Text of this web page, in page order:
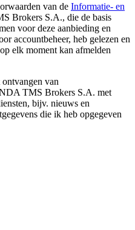
van de Informatie- en
Brokers S.A., die de basis
voor deze aanbieding en
accountbeheer, heb gelezen en
elk moment kan afmelden
van
TMS Brokers S.A. met
bijv. nieuws en
die ik heb opgegeven